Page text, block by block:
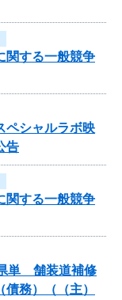
関する一般競争
シャルラボ映
告
関する一般競争
単 舗装道補修
務）（（主）